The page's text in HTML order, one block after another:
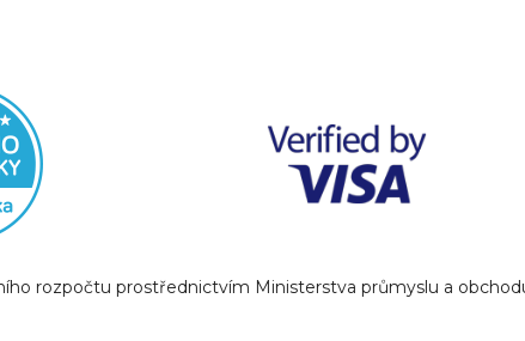
rozpočtu prostřednictvím Ministerstva průmyslu a